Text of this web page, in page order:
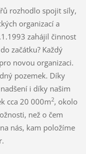
rozhodlo spojit síly,
organizací a
zahájil činnost
začátku? Každý
novou organizaci.
pozemek. Díky
i díky našim
cca 20 000m2, okolo
než o čem
nás, kam položíme